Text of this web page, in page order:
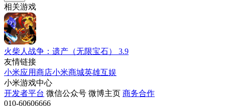
相关游戏
火柴人战争：遗产（无限宝石）
3.9
友情链接
小米应用商店小米商城英雄互娱
小米游戏中心
开发者平台 微信公众号 微博主页 商务合作
010-60606666